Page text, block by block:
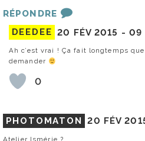
RÉPONDRE
DEEDEE 20 FÉV 2015 - 09
Ah c’est vrai ! Ça fait longtemps
demander
0
PHOTOMATON 20 FÉV